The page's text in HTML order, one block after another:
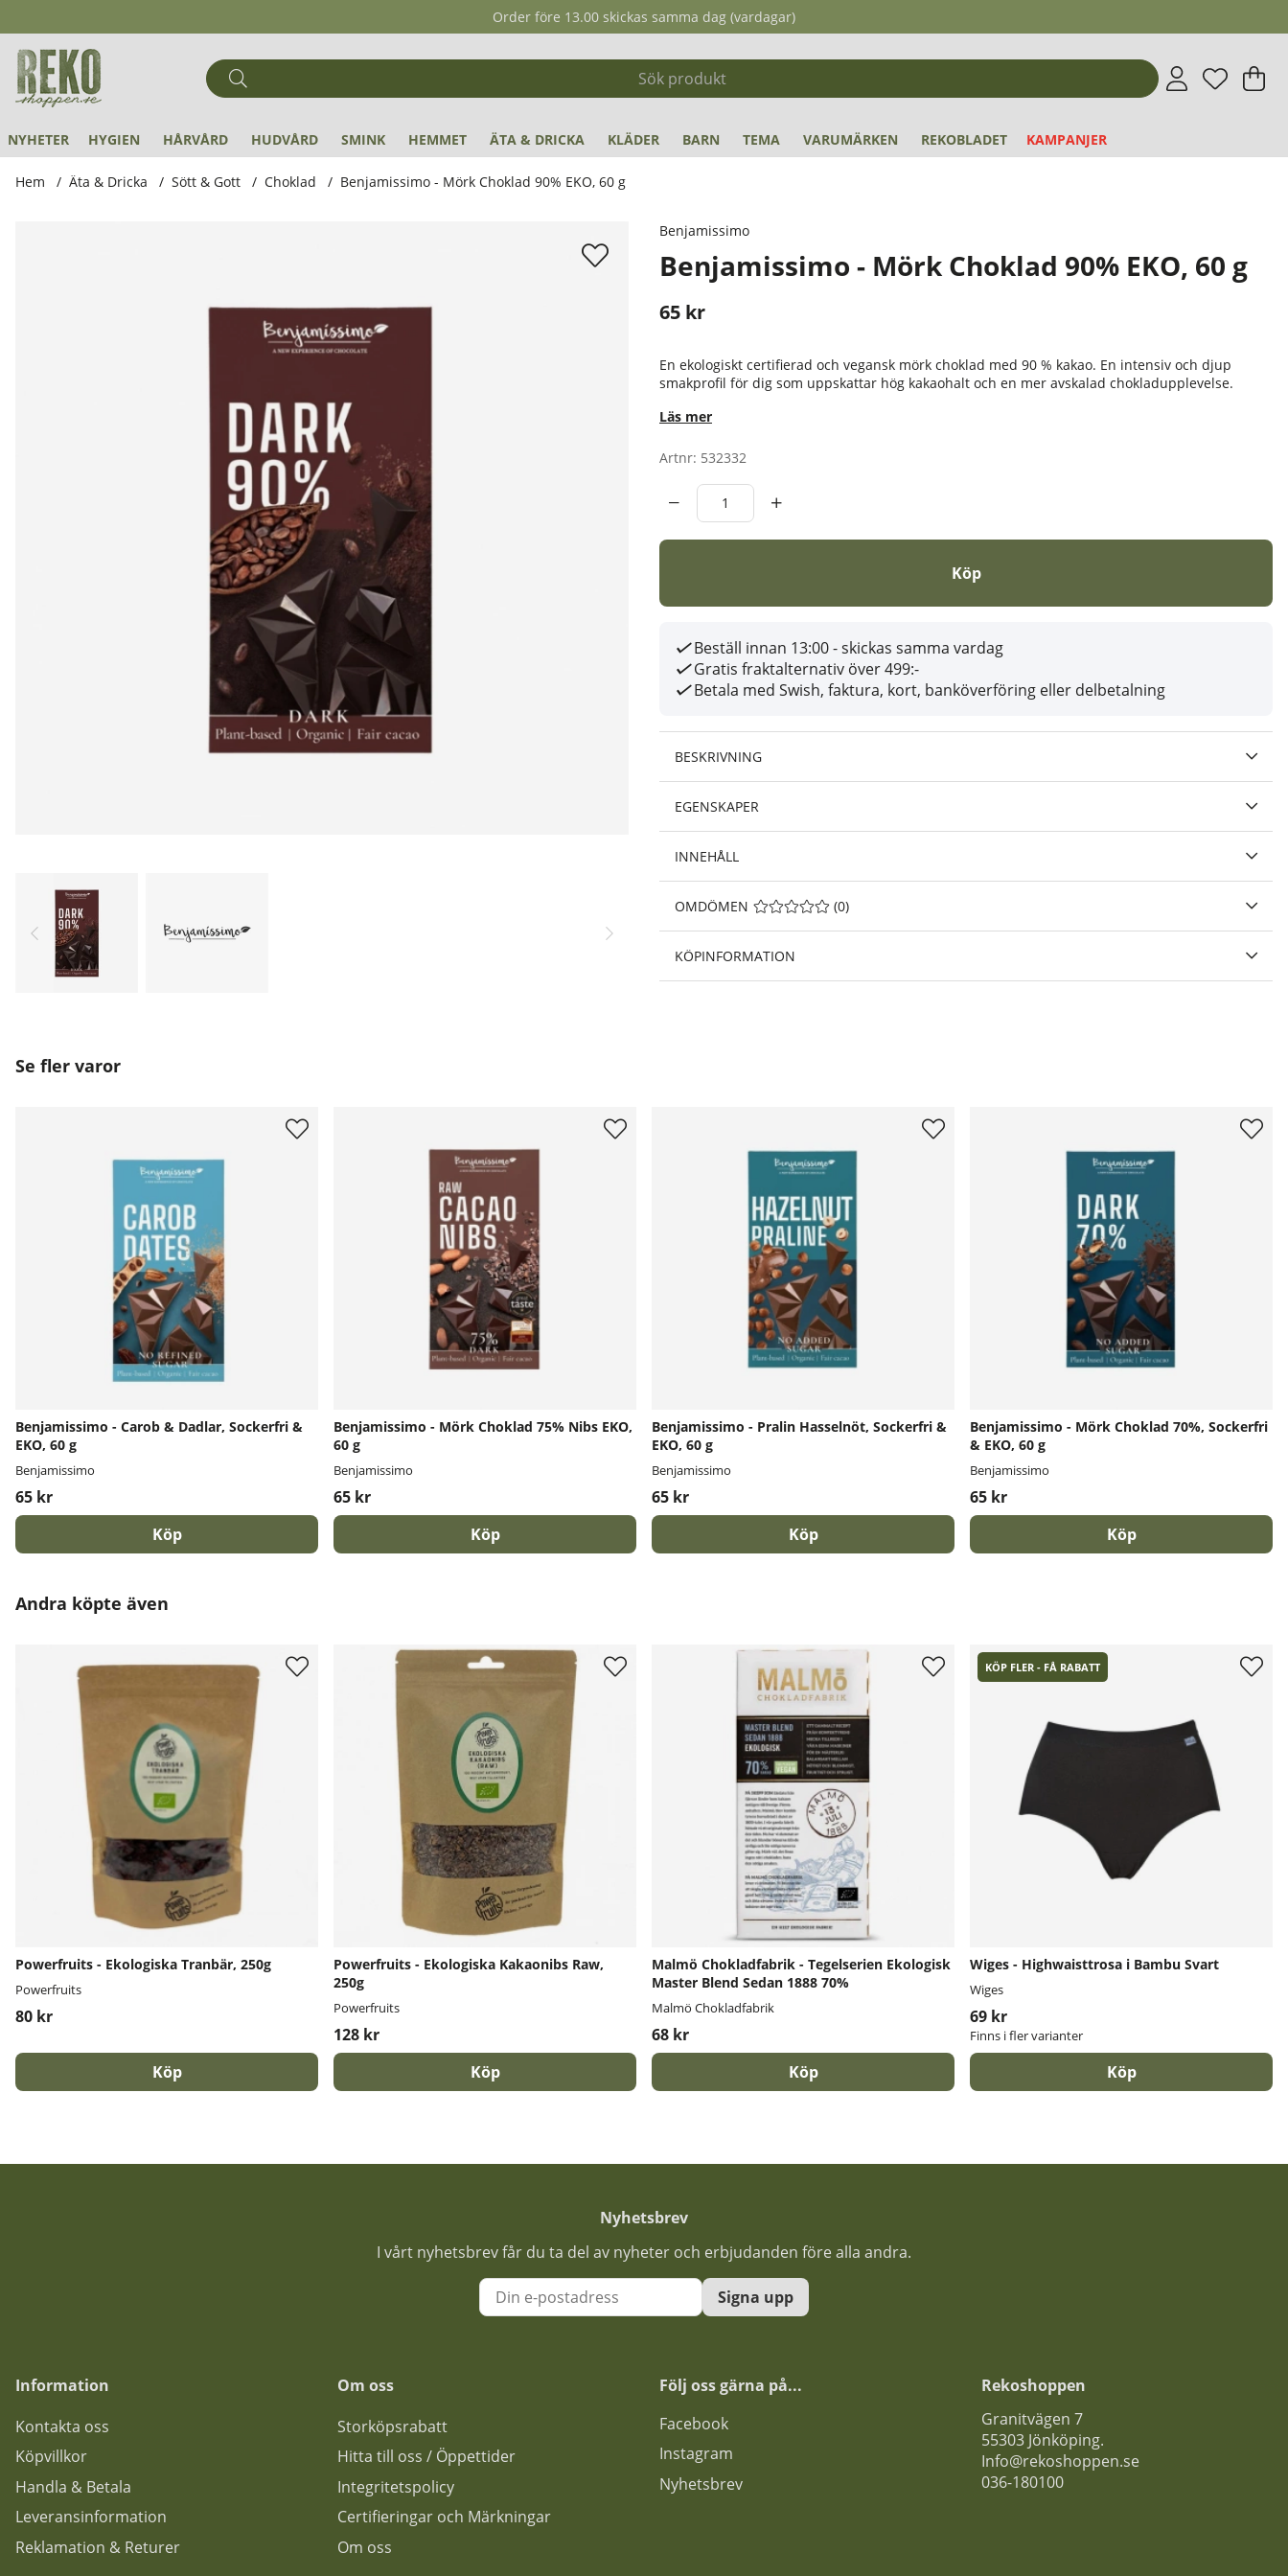
Order före 13.00 skickas samma dag (vardagar)
Antal i
. .
NYHETER HYGIEN HÅRVÅRD HUDVÅRD SMINK HEMMET ÄTA & DRICKA KLÄDER BARN TEMA VARUMÄRKEN REKOBLADET KAMPANJER
Hem Äta & Dricka Sött & Gott Choklad Benjamissimo - Mörk Choklad 90% EKO, 60 g
Benjamissimo
Benjamissimo - Mörk Choklad 90% EKO, 60 g
65 kr
En ekologiskt certifierad och vegansk mörk choklad med 90 % kakao. En intensiv och djup
smakprofil för dig som uppskattar hög kakaohalt och en mer avskalad chokladupplevelse.
Läs mer
Artnr: 532332
Köp
Beställ innan 13:00 - skickas samma vardag
Gratis fraktalternativ över 499:-
Betala med Swish, faktura, kort, banköverföring eller delbetalning
BESKRIVNING
EGENSKAPER
INNEHÅLL
OMDÖMEN MEDELBETYG 0 AV 5 ANTAL BETYG 0
(0)
KÖPINFORMATION
Se fler varor
Benjamissimo - Carob & Dadlar, Sockerfri &
EKO, 60 g
Benjamissimo
65 kr
Köp
Benjamissimo - Mörk Choklad 75% Nibs EKO,
60 g
Benjamissimo
65 kr
Köp
Benjamissimo - Pralin Hasselnöt, Sockerfri &
EKO, 60 g
Benjamissimo
65 kr
Köp
Benjamissimo - Mörk Choklad 70%, Sockerfri
& EKO, 60 g
Benjamissimo
65 kr
Köp
Andra köpte även
Powerfruits - Ekologiska Tranbär, 250g
Powerfruits
80 kr
Köp
Powerfruits - Ekologiska Kakaonibs Raw,
250g
Powerfruits
128 kr
Köp
Malmö Chokladfabrik - Tegelserien Ekologisk
Master Blend Sedan 1888 70%
Malmö Chokladfabrik
68 kr
Köp
KÖP FLER - FÅ RABATT
Wiges - Highwaisttrosa i Bambu Svart
Wiges
69 kr
Finns i fler varianter
Köp
Nyhetsbrev
I vårt nyhetsbrev får du ta del av nyheter och erbjudanden före alla andra.
Signa upp
Information
Kontakta oss
Köpvillkor
Handla & Betala
Leveransinformation
Reklamation & Returer
Om oss
Storköpsrabatt
Hitta till oss / Öppettider
Integritetspolicy
Certifieringar och Märkningar
Om oss
Följ oss gärna på...
Facebook
Instagram
Nyhetsbrev
Rekoshoppen
Granitvägen 7
55303 Jönköping.
Info@rekoshoppen.se
036-180100